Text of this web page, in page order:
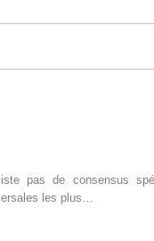
pas de consensus
les plus…